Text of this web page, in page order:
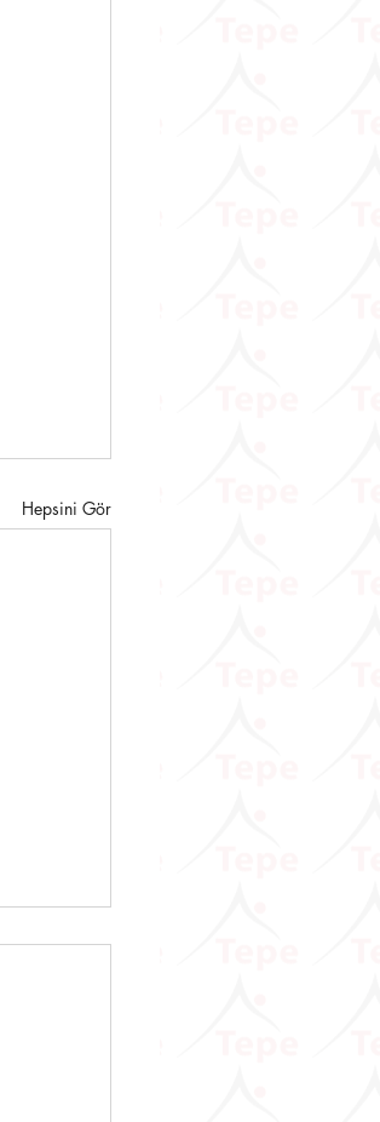
Hepsini Gör